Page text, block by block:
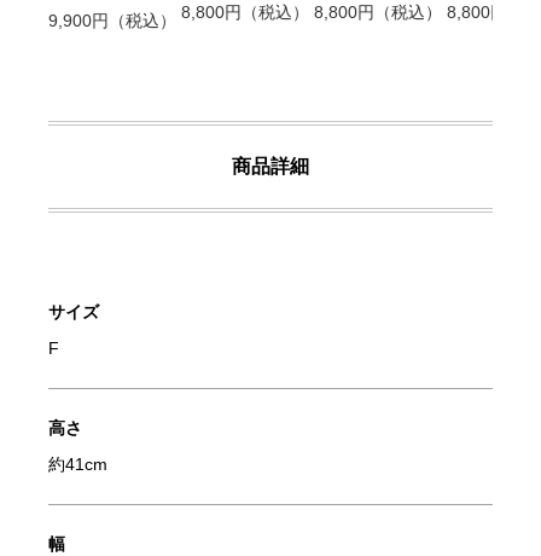
9,900円（税込） 8,800円（税込） 8,800円（税込） 8,800円（
商品詳細
サイズ
F
高さ
約41cm
幅